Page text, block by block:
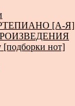
[А-Я]
[подборки нот]